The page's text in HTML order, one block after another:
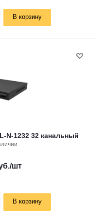
В корзину
N-1232 32 канальный
/шт
В корзину